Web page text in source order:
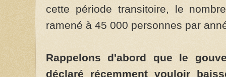
cette période transitoire, le
ramené à 45 000 personnes par
Rappelons d'abord que le
déclaré récemment vouloir